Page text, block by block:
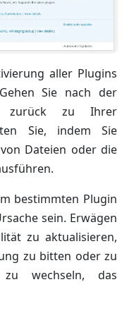
aller Plugins
Sie nach der
zurück zu Ihrer
Sie, indem Sie
Dateien oder die
bestimmten Plugin
sein. Erwägen
zu aktualisieren,
zu bitten oder zu
wechseln, das